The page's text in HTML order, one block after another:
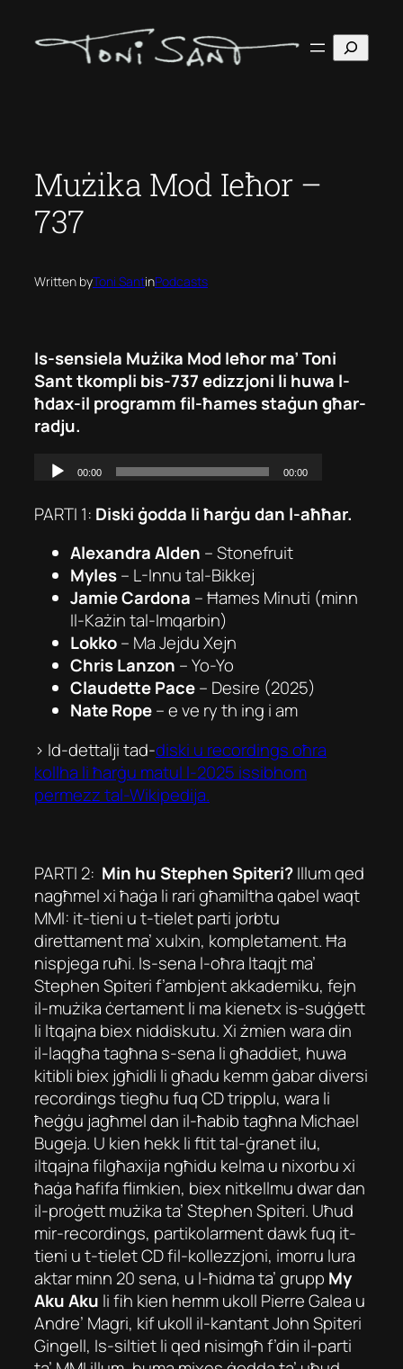
Search
Mużika Mod Ieħor –
737
Written byToni SantinPodcasts
Is-sensiela Mużika Mod Ieħor ma’ Toni
Sant tkompli bis-737 edizzjoni li huwa l-
ħdax-il programm fil-ħames staġun għar-
radju.
PARTI 1: Diski ġodda li ħarġu dan l-aħħar.
Alexandra Alden –Stonefruit
Myles– L-Innu tal-Bikkej
Jamie Cardona –Ħames Minuti (minn
Il-Każin tal-Imqarbin)
Lokko– Ma Jejdu Xejn
Chris Lanzon –Yo-Yo
Claudette Pace– Desire (2025)
Nate Rope–e ve ry th ing i am
> Id-dettalji tad-diski u recordings oħra
kollha li ħarġu matul l-2025 issibhom
permezz tal-Wikipedija.
PARTI 2: Min hu Stephen Spiteri?Illum qed
nagħmel xi ħaġa li rari għamiltha qabel waqt
MMI: it-tieni u t-tielet parti jorbtu
direttament ma’ xulxin, kompletament. Ħa
nispjega ruħi. Is-sena l-oħra ltaqjt ma’
Stephen Spiteri f’ambjent akkademiku, fejn
il-mużika ċertament li ma kienetx is-suġġett
li ltqajna biex niddiskutu. Xi żmien wara din
il-laqgħa tagħna s-sena li għaddiet, huwa
kitibli biex jgħidli li għadu kemm ġabar diversi
recordings tiegħu fuq CD tripplu, wara li
ħeġġu jagħmel dan il-ħabib tagħna Michael
Bugeja. U kien hekk li ftit tal-ġranet ilu,
iltqajna filgħaxija ngħidu kelma u nixorbu xi
ħaġa ħafifa flimkien, biex nitkellmu dwar dan
il-proġett mużika ta’ Stephen Spiteri. Uħud
mir-recordings, partikolarment dawk fuq it-
tieni u t-tielet CD fil-kollezzjoni, imorru lura
aktar minn 20 sena, u l-ħidma ta’ grupp My
Aku Aku li fih kien hemm ukoll Pierre Galea u
Andre’ Magri, kif ukoll il-kantantJohn Spiteri
Gingell, Is-siltiet li qed nisimgħ f’din il-parti